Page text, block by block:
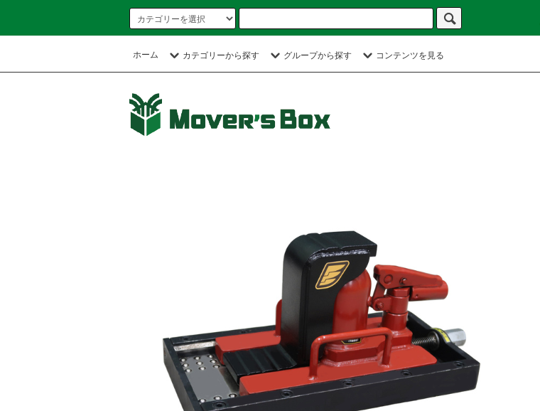
ホーム カテゴリーから探す グループから探す コンテンツを見る